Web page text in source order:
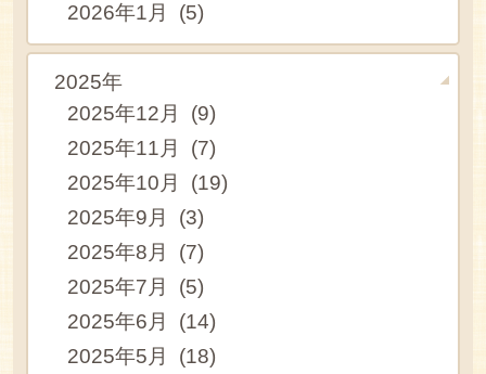
2026年1月 (5)
2025年
2025年12月 (9)
2025年11月 (7)
2025年10月 (19)
2025年9月 (3)
2025年8月 (7)
2025年7月 (5)
2025年6月 (14)
2025年5月 (18)